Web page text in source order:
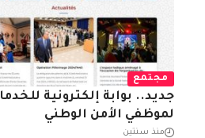
مجتمع
جديد.. بوابة إلكترونية
لموظفي الأمن الوطني
منذ سنتين